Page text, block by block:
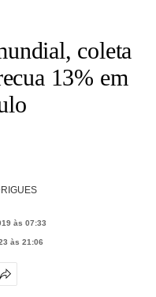
coleta
13% em
às 07:33
às 21:06